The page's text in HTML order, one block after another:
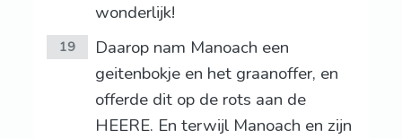
wonderlijk!
19
Daarop nam Manoach een
geitenbokje en het graanoffer, en
offerde dit op de rots aan de
HEERE. En terwijl Manoach en zijn